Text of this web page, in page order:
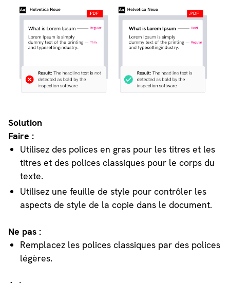
Solution
Faire :
Utilisez des polices en gras pour les titres et les
titres et des polices classiques pour le corps du
texte.
Utilisez une feuille de style pour contrôler les
aspects de style de la copie dans le document.
Ne pas :
Remplacez les polices classiques par des polices
légères.